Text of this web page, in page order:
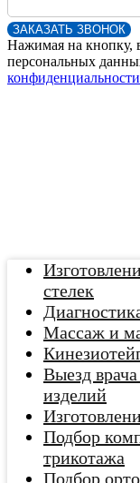
ЗАКАЗАТЬ ЗВОНОК
Нажимая на кнопку,
персональных
конфиденциальности
стелек
Массаж и
Выезд
изделий
Подбор
трикотажа
Подбор